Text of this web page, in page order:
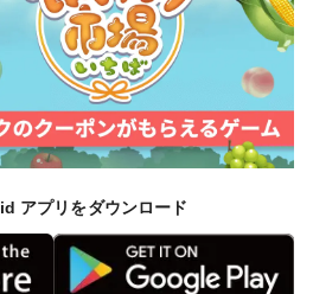
アプリをダウンロード